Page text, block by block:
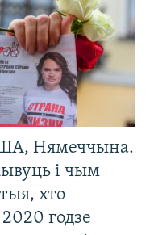
Нямеччына.
і чым
хто
годзе